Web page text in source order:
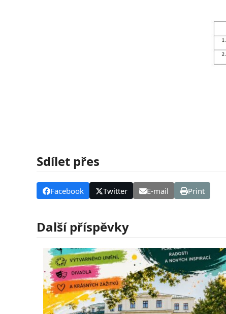
Sdílet přes
Facebook Twitter E-mail Print
Další příspěvky